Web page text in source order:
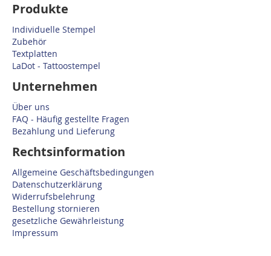
Produkte
Individuelle Stempel
Zubehör
Textplatten
LaDot - Tattoostempel
Unternehmen
Über uns
FAQ - Häufig gestellte Fragen
Bezahlung und Lieferung
Rechtsinformation
Allgemeine Geschäftsbedingungen
Datenschutzerklärung
Widerrufsbelehrung
Bestellung stornieren
gesetzliche Gewährleistung
Impressum